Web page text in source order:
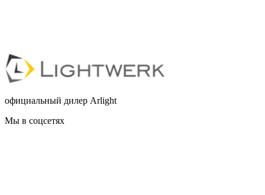
официальный дилер Arlight
Мы в соцсетях